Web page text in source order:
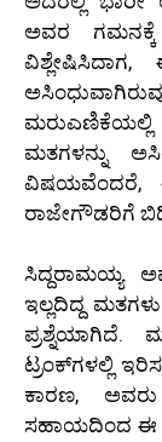
ಅವರ
ಮರುಎಣಿಕೆಯಲ್ಲಿ
ಮತಗಳನ್ನು
ವಿಷಯವೆಂದರೆ,
ರಾಜೇಗೌಡರಿಗೆ
ಸಿದ್ದರಾಮಯ್ಯ
ಇಲ್ಲದಿದ್ದ
ಪ್ರಶ್ನೆಯಾಗಿದೆ.
ಟ್ರಂಕ್‌ಗಳಲ್ಲಿ
ಕಾರಣ,
ಸಹಾಯದಿಂದ ಈ